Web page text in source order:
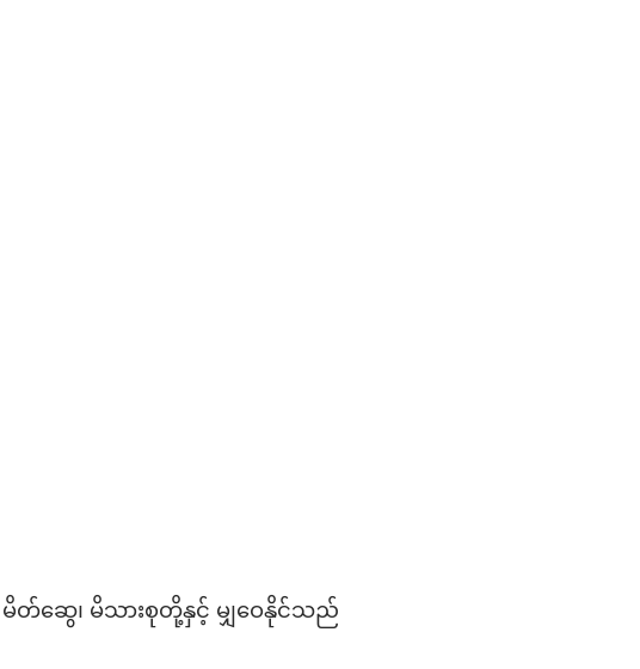
မိတ်ဆွေ၊ မိသားစုတို့နှင့် မျှဝေနိုင်သည်